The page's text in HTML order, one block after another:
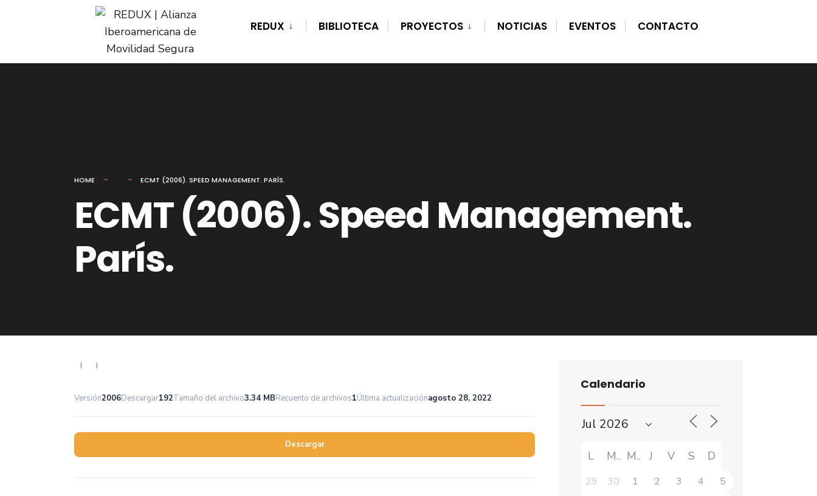
Skip
content
REDUX BIBLIOTECA PROYECTOS NOTICIAS EVENTOS CONTACTO
HOME ECMT (2006). SPEED MANAGEMENT. PARÍS.
ECMT (2006). Speed Management.
París.
| |
Versión2006Descargar192Tamaño del archivo3.34 MBRecuento de archivos1Última actualizaciónagosto 28, 2022
Descargar
Calendario
L M M J V S D
29 30 1 2 3 4
5